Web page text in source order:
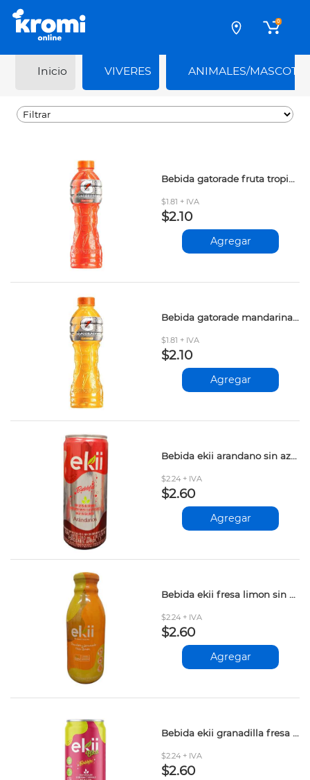
0
Inicio VIVERES ANIMALES/
Bebida gatorade fruta tropical 500ml
$1.81 + IVA
$2.10
Agregar
Bebida gatorade mandarina 500ml
$1.81 + IVA
$2.10
Agregar
Bebida ekii arandano sin azucar 310ml
$2.24 + IVA
$2.60
Agregar
Bebida ekii fresa limon sin azucar 400ml
$2.24 + IVA
$2.60
Agregar
Bebida ekii granadilla fresa sin azucar 310ml
$2.24 + IVA
$2.60